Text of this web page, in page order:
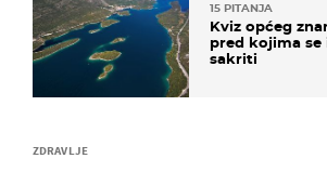
ZDRAVLJE
15 PITANJA
Kviz općeg
pred kojima se
sakriti